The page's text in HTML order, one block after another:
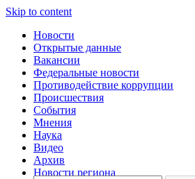
Skip to content
Новости
Открытые данные
Вакансии
Федеральные новости
Противодействие коррупции
Происшествия
События
Мнения
Наука
Видео
Архив
Новости региона